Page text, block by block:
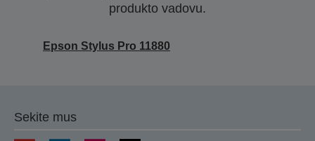
produkto vadovu.
Epson Stylus Pro 11880
Sekite mus